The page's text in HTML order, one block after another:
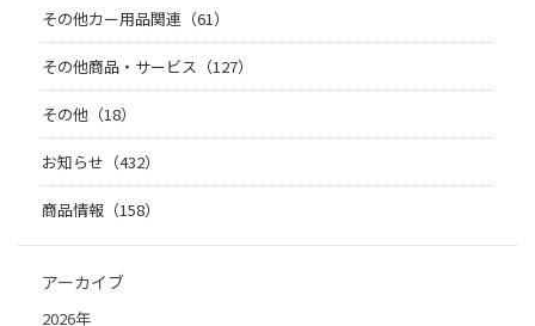
その他カー用品関連（61）
その他商品・サービス（127）
その他（18）
お知らせ（432）
商品情報（158）
アーカイブ
2026年